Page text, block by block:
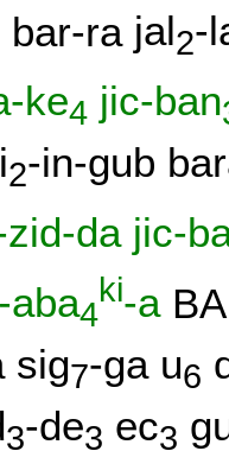
bar-ra jal2-
ke4 jic-ban
2-in-gub
da jic-
aba4
ki-a
sig7-ga u6
3-de3 ec3